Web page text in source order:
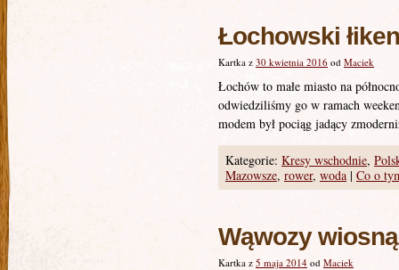
Łochowski
Kartka z 30 kwietnia 2016 od Maciek
Łochów to małe miasto na
odwiedziliśmy go w ramach
modem był pociąg jadący
Kategorie: Kresy wschodnie,
Mazowsze, rower, woda | Co o
Wąwozy
Kartka z 5 maja 2014 od Maciek